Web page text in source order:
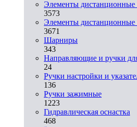
Элементы дистанционные
3573
Элементы дистанционные
3671
Шарниры
343
Направляющие и ручки
24
Ручки настройки и
136
Ручки зажимные
1223
Гидравлическая оснастка
468